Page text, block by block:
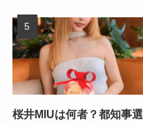
桜井MIUは何者？都知事選